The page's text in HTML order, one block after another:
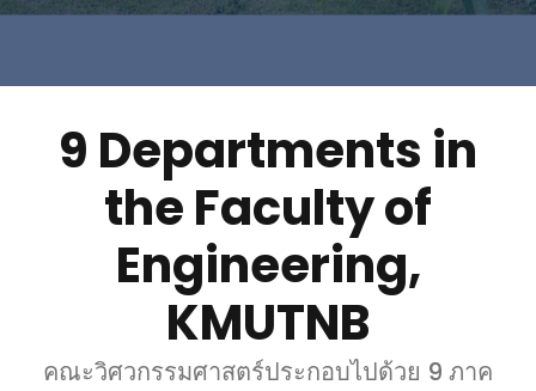
9 Departments in
the Faculty of
Engineering,
KMUTNB
คณะวิศวกรรมศาสตร์ประกอบไปด้วย 9 ภาค